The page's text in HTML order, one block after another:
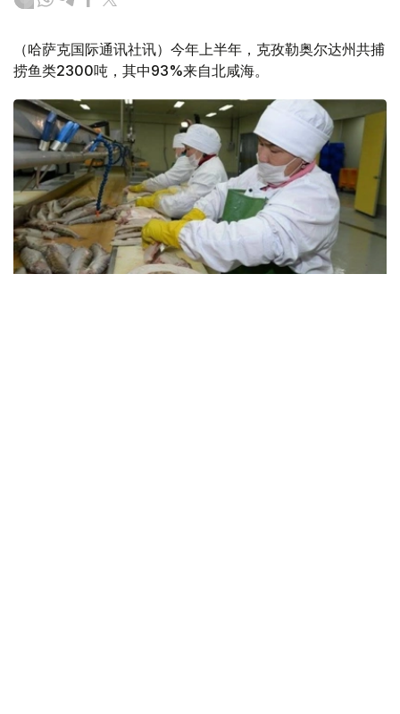
（哈萨克国际通讯社讯）今年上半年，克孜勒奥尔达州共捕
捞鱼类2300吨，其中93%来自北咸海。